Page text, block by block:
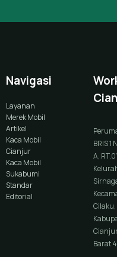
Navigasi
Layanan
Merek Mobil
Artikel
Kaca Mobil
Cianjur
Kaca Mobil
Sukabumi
Standar
Editorial
BRIS 1
A,
Cilaku,
Barat